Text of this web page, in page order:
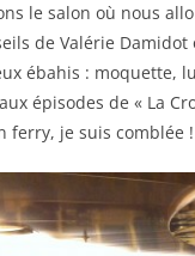
le salon où nous
de Valérie
ébahis : moquette,
épisodes de « La
ferry, je suis comblée !